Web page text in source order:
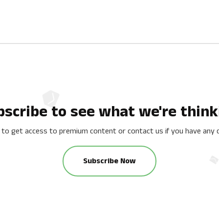
to see what we're
to get access to premium content or contact us if you have any
Subscribe Now